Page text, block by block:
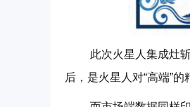
此次火星人集成灶斩
后，是火星人对“高端”